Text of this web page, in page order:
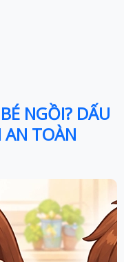
NGỒI? DẤU
AN TOÀN